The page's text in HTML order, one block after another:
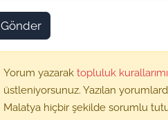
Gönder
Yorum yazarak topluluk
üstleniyorsunuz. Yazılan
Malatya hiçbir şekilde sorumlu